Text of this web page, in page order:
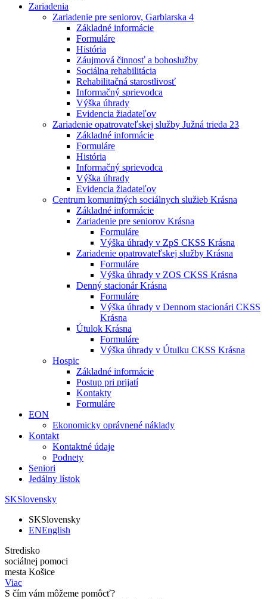
Zariadenia
Zariadenie pre seniorov, Garbiarska 4
Základné informácie
Formuláre
História
Záujmová činnosť a bohoslužby
Sociálna rehabilitácia
Rehabilitačná starostlivosť
Informačný sprievodca
Výška úhrady
Evidencia žiadateľov
Zariadenie opatrovateľskej služby Južná trieda 23
Základné informácie
Formuláre
História
Informačný sprievodca
Výška úhrady
Evidencia žiadateľov
Centrum komunitných sociálnych služieb Krásna
Základné informácie
Zariadenie pre seniorov Krásna
Formuláre
Výška úhrady v ZpS CKSS Krásna
Zariadenie opatrovateľskej služby Krásna
Formuláre
Výška úhrady v ZOS CKSS Krásna
Denný stacionár Krásna
Formuláre
Výška úhrady v Dennom stacionári CKSS
Krásna
Útulok Krásna
Formuláre
Výška úhrady v Útulku CKSS Krásna
Hospic
Základné informácie
Postup pri prijatí
Kontakty
Formuláre
EON
Ekonomicky oprávnené náklady
Kontakt
Kontaktné údaje
Podnety
Seniori
Jedálny lístok
SKSlovensky
SKSlovensky
ENEnglish
Stredisko
sociálnej pomoci
mesta Košice
Viac
S čím vám môžeme pomôcť?